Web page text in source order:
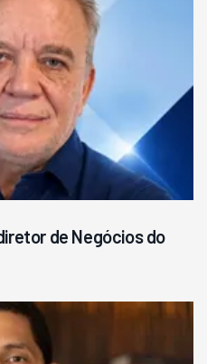
de Negócios do